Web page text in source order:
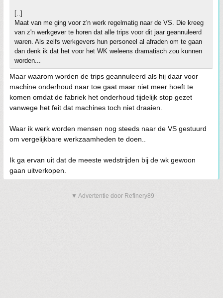
[..]
Maat van me ging voor z'n werk regelmatig naar de VS. Die kreeg
van z'n werkgever te horen dat alle trips voor dit jaar geannuleerd
waren. Als zelfs werkgevers hun personeel al afraden om te gaan
dan denk ik dat het voor het WK weleens dramatisch zou kunnen
worden...
Maar waarom worden de trips geannuleerd als hij daar voor
machine onderhoud naar toe gaat maar niet meer hoeft te
komen omdat de fabriek het onderhoud tijdelijk stop gezet
vanwege het feit dat machines toch niet draaien.
Waar ik werk worden mensen nog steeds naar de VS gestuurd
om vergelijkbare werkzaamheden te doen..
Ik ga ervan uit dat de meeste wedstrijden bij de wk gewoon
gaan uitverkopen.
▼ Advertentie door Refinery89